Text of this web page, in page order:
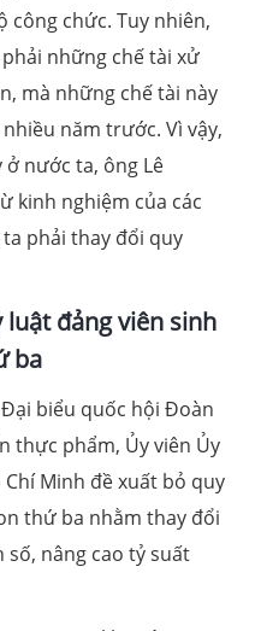
công chức. Tuy nhiên,
những chế tài xử
mà những chế tài này
năm trước. Vì vậy,
nước ta, ông Lê
kinh nghiệm của các
phải thay đổi quy
đảng viên sinh
ba
Đại biểu quốc hội Đoàn
thực phẩm, Ủy viên Ủy
Minh đề xuất bỏ quy
thứ ba nhằm thay đổi
số, nâng cao tỷ suất